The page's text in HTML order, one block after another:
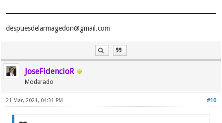
"El que se alimenta de mi carne y bebe mi
sangre tiene vida eterna, y yo lo resucitaré en el
En el Perspicacia aparece esta definición de "Último
día":
despuesdelarmagedon@gmail.com
JoseFidencioR
Moderado
#10
21 Mar, 2021, 04:31 PM